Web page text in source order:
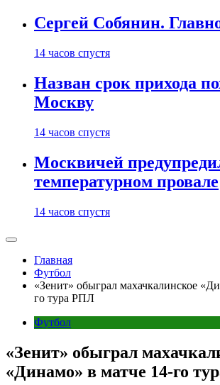
Сергей Собянин.
14 часов спустя
Назван срок прихода
Москву
14 часов спустя
Москвичей
температурном провале
14 часов спустя
Главная
Футбол
«Зенит» обыграл махачкалинское
го тура РПЛ
Футбол
«Зенит» обыграл
«Динамо» в матче 14-го